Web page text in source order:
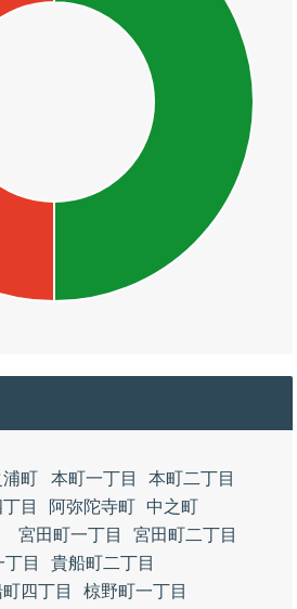
町 本町一丁目
本町二丁目
目 阿弥陀寺町
中之町
宮田町一丁目
宮田町二丁目
目
貴船町二丁目
四丁目
椋野町一丁目